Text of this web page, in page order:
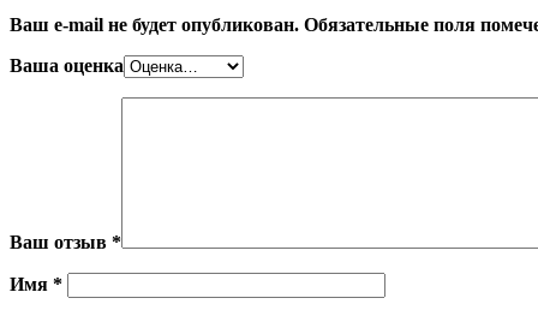
Ваш e-mail не будет опубликован. Обязательные поля
Ваша оценка
Ваш отзыв *
Имя *